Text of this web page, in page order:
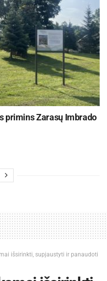
primins Zarasų Imbrado
išsirinkti, supjaustyti ir panaudoti